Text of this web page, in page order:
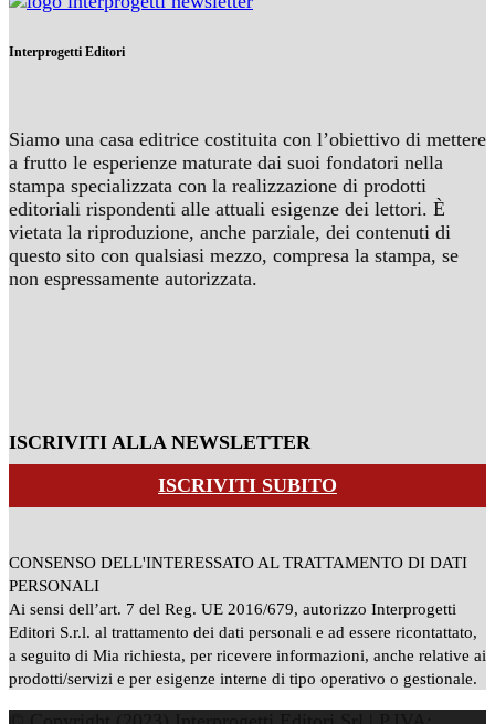
Interprogetti Editori
Siamo una casa editrice costituita con l’obiettivo di mettere
a frutto le esperienze maturate dai suoi fondatori nella
stampa specializzata con la realizzazione di prodotti
editoriali rispondenti alle attuali esigenze dei lettori. È
vietata la riproduzione, anche parziale, dei contenuti di
questo sito con qualsiasi mezzo, compresa la stampa, se
non espressamente autorizzata.
ISCRIVITI ALLA NEWSLETTER
ISCRIVITI SUBITO
CONSENSO DELL'INTERESSATO AL TRATTAMENTO DI DATI
PERSONALI
Ai sensi dell’art. 7 del Reg. UE 2016/679, autorizzo Interprogetti
Editori S.r.l. al trattamento dei dati personali e ad essere ricontattato,
a seguito di Mia richiesta, per ricevere informazioni, anche relative ai
prodotti/servizi e per esigenze interne di tipo operativo o gestionale.